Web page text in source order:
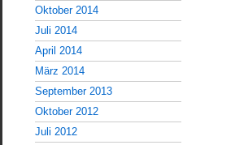
Oktober 2014
Juli 2014
April 2014
März 2014
September 2013
Oktober 2012
Juli 2012